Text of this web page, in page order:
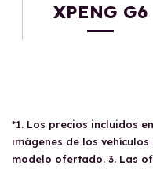
XPENG G6
*1. Los precios incluidos
imágenes de los
modelo ofertado. 3. Las